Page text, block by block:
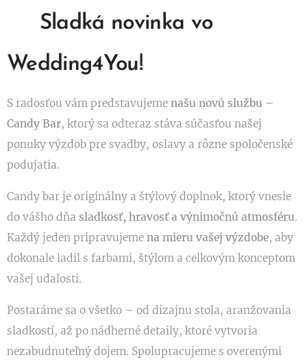
🍬 Sladká novinka vo
Wedding4You! 🍬
S radosťou vám predstavujeme našu novú službu –
Candy Bar, ktorý sa odteraz stáva súčasťou našej
ponuky výzdob pre svadby, oslavy a rôzne spoločenské
podujatia.
Candy bar je originálny a štýlový doplnok, ktorý vnesie
do vášho dňa sladkosť, hravosť a výnimočnú atmosféru.
Každý jeden pripravujeme na mieru vašej výzdobe, aby
dokonale ladil s farbami, štýlom a celkovým konceptom
vašej udalosti.
Postaráme sa o všetko – od dizajnu stola, aranžovania
sladkostí, až po nádherné detaily, ktoré vytvoria
nezabudnuteľný dojem. Spolupracujeme s overenými